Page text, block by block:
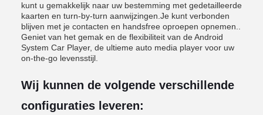
kunt u gemakkelijk naar uw bestemming met gedetailleerde
kaarten en turn-by-turn aanwijzingen.Je kunt verbonden
blijven met je contacten en handsfree oproepen opnemen..
Geniet van het gemak en de flexibiliteit van de Android
System Car Player, de ultieme auto media player voor uw
on-the-go levensstijl.
Wij kunnen de volgende verschillende
configuraties leveren: